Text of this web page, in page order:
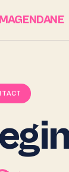
MAGENDANE